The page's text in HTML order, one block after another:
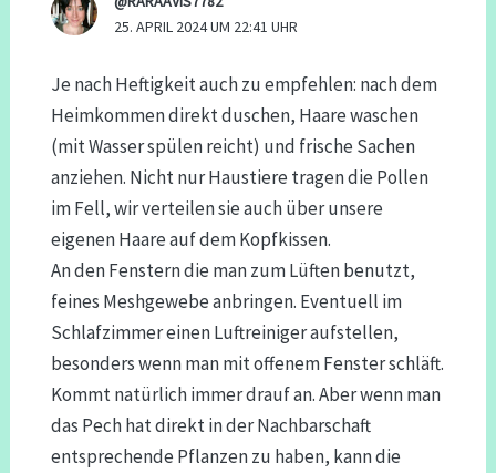
25. APRIL 2024 UM 22:41 UHR
Je nach Heftigkeit auch zu empfehlen: nach dem
Heimkommen direkt duschen, Haare waschen
(mit Wasser spülen reicht) und frische Sachen
anziehen. Nicht nur Haustiere tragen die Pollen
im Fell, wir verteilen sie auch über unsere
eigenen Haare auf dem Kopfkissen.
An den Fenstern die man zum Lüften benutzt,
feines Meshgewebe anbringen. Eventuell im
Schlafzimmer einen Luftreiniger aufstellen,
besonders wenn man mit offenem Fenster schläft.
Kommt natürlich immer drauf an. Aber wenn man
das Pech hat direkt in der Nachbarschaft
entsprechende Pflanzen zu haben, kann die